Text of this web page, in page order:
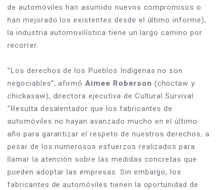
de automóviles han asumido nuevos compromisos o
han mejorado los existentes desde el último informe),
la industria automovilística tiene un largo camino por
recorrer.
“Los derechos de los Pueblos Indígenas no son
negociables”, afirmó Aimee Roberson (choctaw y
chickasaw), directora ejecutiva de Cultural Survival.
“Resulta desalentador que los fabricantes de
automóviles no hayan avanzado mucho en el último
año para garantizar el respeto de nuestros derechos, a
pesar de los numerosos esfuerzos realizados para
llamar la atención sobre las medidas concretas que
pueden adoptar las empresas. Sin embargo, los
fabricantes de automóviles tienen la oportunidad de